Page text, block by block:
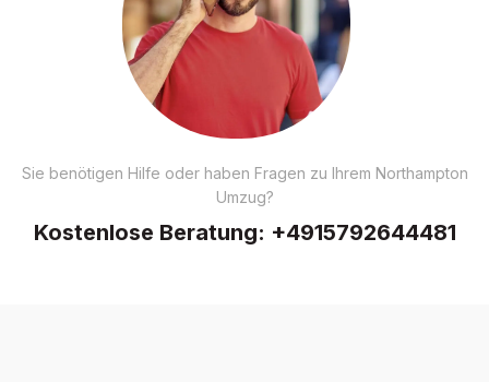
Sie benötigen Hilfe oder haben Fragen zu Ihrem Northampton
Umzug?
Kostenlose Beratung: +4915792644481